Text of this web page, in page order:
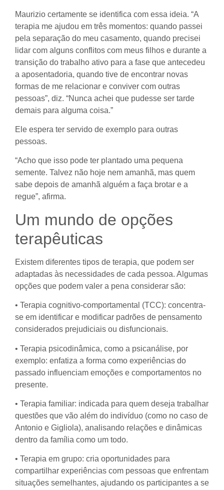
Maurizio certamente se identifica com essa ideia. “A
terapia me ajudou em três momentos: quando passei
pela separação do meu casamento, quando precisei
lidar com alguns conflitos com meus filhos e durante a
transição do trabalho ativo para a fase que antecedeu
a aposentadoria, quando tive de encontrar novas
formas de me relacionar e conviver com outras
pessoas”, diz. “Nunca achei que pudesse ser tarde
demais para alguma coisa.”
Ele espera ter servido de exemplo para outras
pessoas.
“Acho que isso pode ter plantado uma pequena
semente. Talvez não hoje nem amanhã, mas quem
sabe depois de amanhã alguém a faça brotar e a
regue”, afirma.
Um mundo de opções
terapêuticas
Existem diferentes tipos de terapia, que podem ser
adaptadas às necessidades de cada pessoa. Algumas
opções que podem valer a pena considerar são:
• Terapia cognitivo-comportamental (TCC): concentra-
se em identificar e modificar padrões de pensamento
considerados prejudiciais ou disfuncionais.
• Terapia psicodinâmica, como a psicanálise, por
exemplo: enfatiza a forma como experiências do
passado influenciam emoções e comportamentos no
presente.
• Terapia familiar: indicada para quem deseja trabalhar
questões que vão além do indivíduo (como no caso de
Antonio e Gigliola), analisando relações e dinâmicas
dentro da família como um todo.
• Terapia em grupo: cria oportunidades para
compartilhar experiências com pessoas que enfrentam
situações semelhantes, ajudando os participantes a se